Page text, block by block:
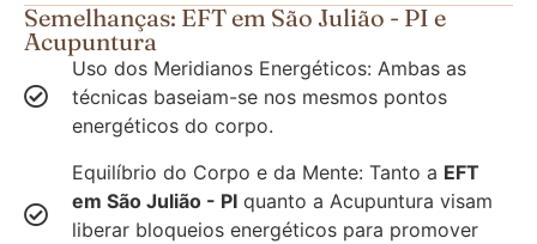
Semelhanças: EFT em São Julião - PI e
Acupuntura
Uso dos Meridianos Energéticos: Ambas as
técnicas baseiam-se nos mesmos pontos
energéticos do corpo.
Equilíbrio do Corpo e da Mente: Tanto a EFT
em São Julião - PI quanto a Acupuntura visam
liberar bloqueios energéticos para promover